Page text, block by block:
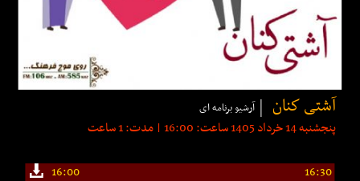
آشتی كنان آرشیو برنامه ای
پنجشنبه 14 خرداد 1405 ساعت: 16:00 | مدت: 1 ساعت
16:00
16:30